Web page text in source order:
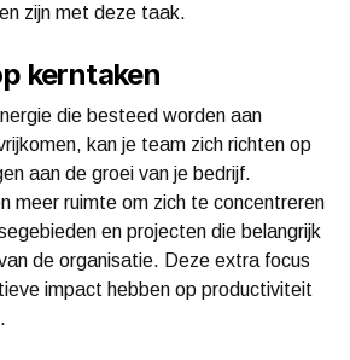
zijn met deze taak.
kerntaken
die besteed worden aan
kan je team zich richten op
aan de groei van je bedrijf.
meer ruimte om zich te concentreren
en projecten die belangrijk
de organisatie. Deze extra focus
impact hebben op productiviteit